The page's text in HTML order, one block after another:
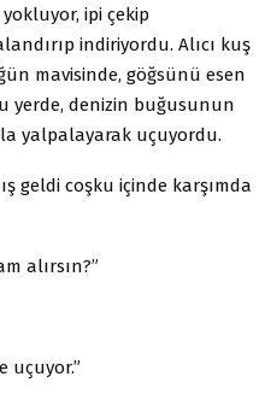
ipi çekip
indiriyordu. Alıcı kuş
mavisinde, göğsünü esen
yerde, denizin buğusunun
yalpalayarak uçuyordu.
geldi coşku içinde karşımda
alırsın?”
uçuyor.”